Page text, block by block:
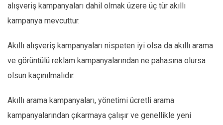
alışveriş kampanyaları dahil olmak üzere üç tür akıllı
kampanya mevcuttur.
Akıllı alışveriş kampanyaları nispeten iyi olsa da akıllı arama
ve görüntülü reklam kampanyalarından ne pahasına olursa
olsun kaçınılmalıdır.
Akıllı arama kampanyaları, yönetimi ücretli arama
kampanyalarından çıkarmaya çalışır ve genellikle yeni